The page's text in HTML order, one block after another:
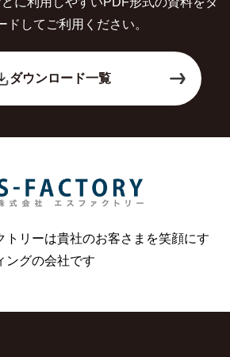
ドしてご利用ください。
ダウンロード一覧
トリーは貴社のお客さまを笑顔にす
ングの会社です